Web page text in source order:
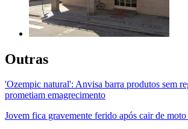
Outras
'Ozempic natural': Anvisa barra produtos sem
prometiam emagrecimento
Jovem fica gravemente ferido após cair de